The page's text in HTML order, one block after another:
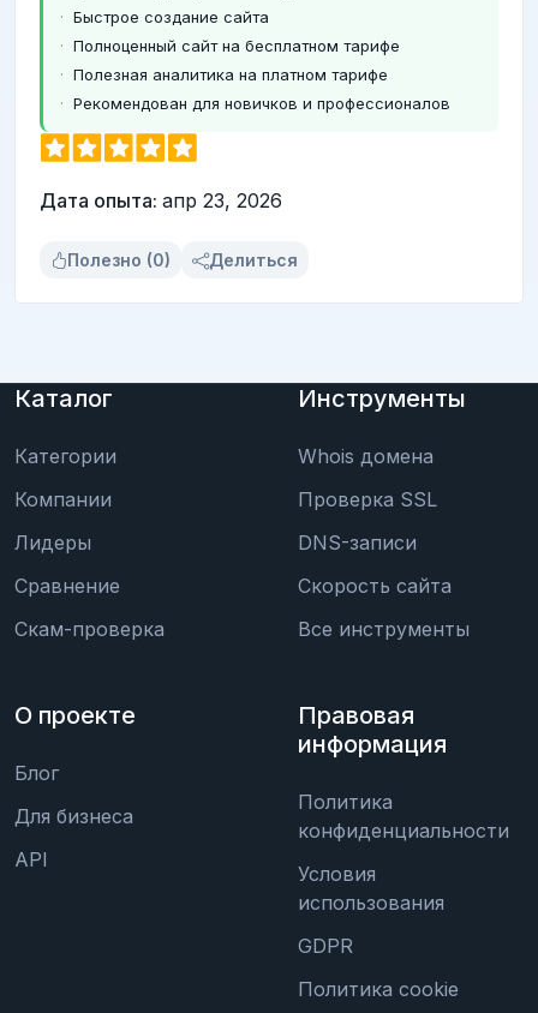
Быстрое создание сайта
Полноценный сайт на бесплатном тарифе
Полезная аналитика на платном тарифе
Рекомендован для новичков и профессионалов
Дата опыта: апр 23, 2026
Полезно (0) Делиться
Каталог
Категории
Компании
Лидеры
Сравнение
Скам-проверка
Инструменты
Whois домена
Проверка SSL
DNS-записи
Скорость сайта
Все инструменты
О проекте
Блог
Для бизнеса
API
Правовая
информация
Политика
конфиденциальности
Условия
использования
GDPR
Политика cookie